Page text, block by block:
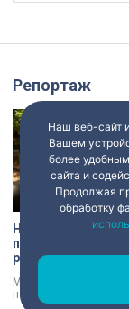
Репортаж
На Сестрорецком
прошла
реконструкция
Ленинградской
Музыка орудий
на Сестрорецком
Наш веб-сайт
Вашем
более
сайта и
Продолжая
обработку